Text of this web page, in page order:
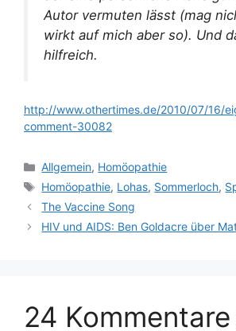
Autor vermuten lässt (mag
wirkt auf mich aber so). Und
hilfreich.
http://www.othertimes.de/2010/07/16/
comment-30082
Kategorien
Allgemein, Homöopathie
Schlagwörter
Homöopathie, Lohas, Sommerloch,
The Vaccine Song
HIV und AIDS: Ben Goldacre über
24 Kommentare